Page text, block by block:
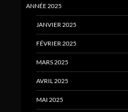
ANNÉE 2025
JANVIER 2025
FÉVRIER 2025
MARS 2025
AVRIL 2025
MAI 2025